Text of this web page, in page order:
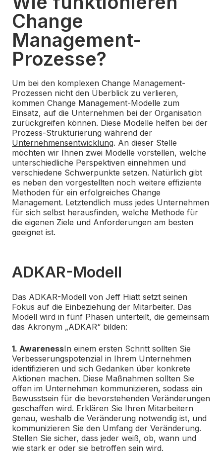
Change
Management-
Prozesse?
Um bei den komplexen Change Management-
Prozessen nicht den Überblick zu verlieren,
kommen Change Management-Modelle zum
Einsatz, auf die Unternehmen bei der Organisation
zurückgreifen können. Diese Modelle helfen bei der
Prozess-Strukturierung während der
Unternehmensentwicklung. An dieser Stelle
möchten wir Ihnen zwei Modelle vorstellen, welche
unterschiedliche Perspektiven einnehmen und
verschiedene Schwerpunkte setzen. Natürlich gibt
es neben den vorgestellten noch weitere effiziente
Methoden für ein erfolgreiches Change
Management. Letztendlich muss jedes Unternehmen
für sich selbst herausfinden, welche Methode für
die eigenen Ziele und Anforderungen am besten
geeignet ist.
ADKAR-Modell
Das ADKAR-Modell von Jeff Hiatt setzt seinen
Fokus auf die Einbeziehung der Mitarbeiter. Das
Modell wird in fünf Phasen unterteilt, die gemeinsam
das Akronym „ADKAR“ bilden:
1. AwarenessIn einem ersten Schritt sollten Sie
Verbesserungspotenzial in Ihrem Unternehmen
identifizieren und sich Gedanken über konkrete
Aktionen machen. Diese Maßnahmen sollten Sie
offen im Unternehmen kommunizieren, sodass ein
Bewusstsein für die bevorstehenden Veränderungen
geschaffen wird. Erklären Sie Ihren Mitarbeitern
genau, weshalb die Veränderung notwendig ist, und
kommunizieren Sie den Umfang der Veränderung.
Stellen Sie sicher, dass jeder weiß, ob, wann und
wie stark er oder sie betroffen sein wird.